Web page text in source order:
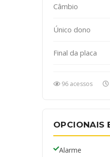
Câmbio
Único dono
Final da placa
96 acessos
OPCIONAIS
Alarme